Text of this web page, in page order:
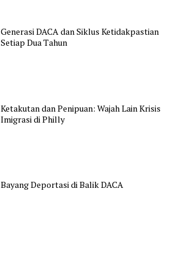
Generasi DACA dan Siklus Ketidakpastian
Setiap Dua Tahun
Ketakutan dan Penipuan: Wajah Lain Krisis
Imigrasi di Philly
Bayang Deportasi di Balik DACA